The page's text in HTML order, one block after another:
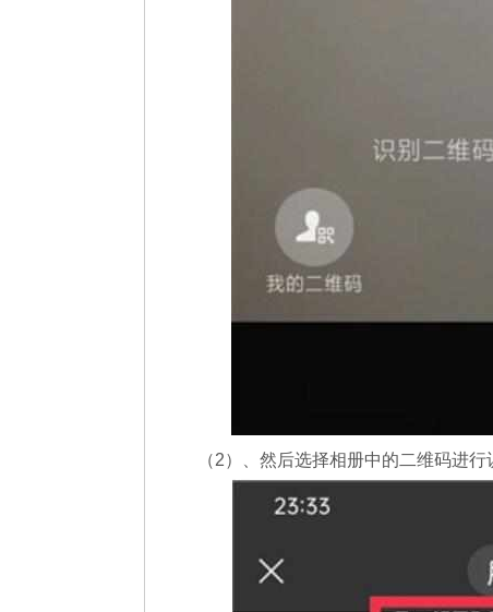
（2）、然后选择相册中的二维码进